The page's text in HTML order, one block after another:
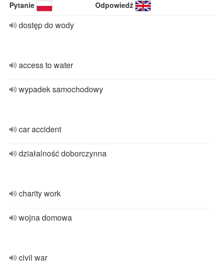
Pytanie Odpowiedź
dostęp do wody
access to water
wypadek samochodowy
car accident
działalność doborczynna
charity work
wojna domowa
civil war